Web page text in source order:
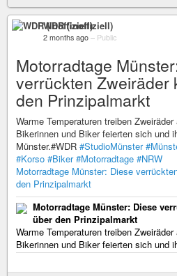
WDR (inoffiziell)
2 months ago – Public
Motorradtage
verrückten Zweiräder
den Prinzipalmarkt
Warme Temperaturen treiben
Bikerinnen und Biker feierten sich und
Münster.#WDR #StudioMünster
#Korso #Biker #Motorradtage #NRW
Motorradtage Münster: Diese
den Prinzipalmarkt
Motorradtage Münster: Diese
über den Prinzipalmarkt
Warme Temperaturen treiben
Bikerinnen und Biker feierten sich und